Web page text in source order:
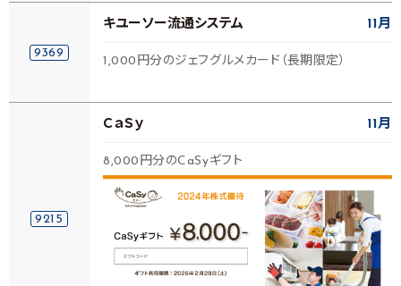
9369
キユーソー流通システム 11月
1,000円分のジェフグルメカード（長期限定）
9215
ＣａＳｙ 11月
8,000円分のCaSyギフト